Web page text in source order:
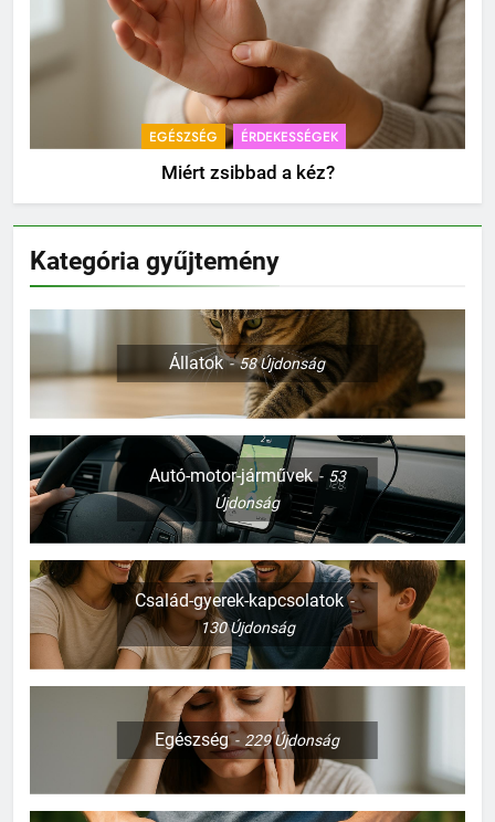
EGÉSZSÉG ÉRDEKESSÉGEK
Miért zsibbad a kéz?
Kategória gyűjtemény
Állatok 58Újdonság
Autó-motor-járművek
53
Újdonság
Család-gyerek-kapcsolatok
130Újdonság
Egészség 229Újdonság